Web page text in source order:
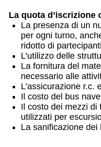
La quota d’iscrizione
La presenza di un
per ogni turno,
ridotto di
L’utilizzo delle
La fornitura del
necessario alle
L’assicurazione r.c.
Il costo del bus
Il costo dei mezzi di
utilizzati per
La sanificazione